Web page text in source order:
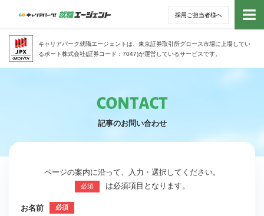
採用ご担当者様へ
キャリアパーク就職エージェントは、東京証券取引所グロース市場に上場してい
るポート株式会社(証券コード：7047)が運営しているサービスです。
トッ
記事のお問い合わせ
ページの案内に沿って、入力・選択してください。
必須 は必須項目となります。
お名前